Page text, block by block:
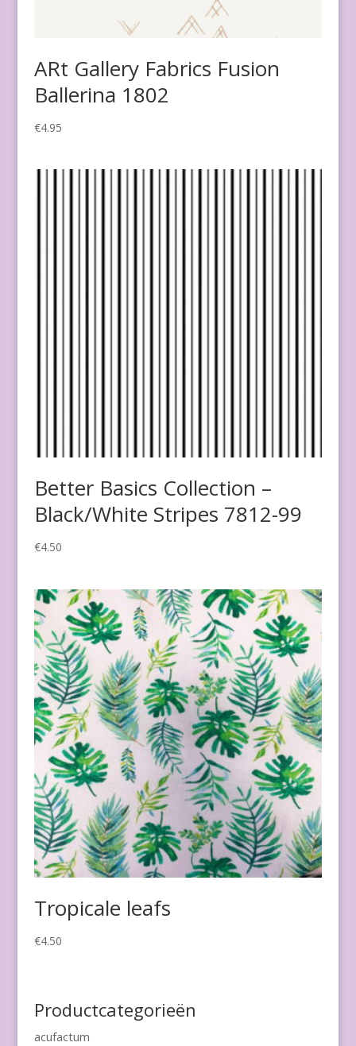
ARt Gallery Fabrics Fusion
Ballerina 1802
€4.95
Better Basics Collection –
Black/White Stripes 7812-99
€4.50
Tropicale leafs
€4.50
Productcategorieën
acufactum